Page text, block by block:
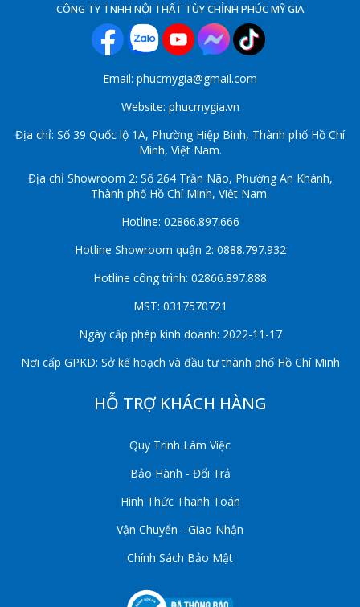
CÔNG TY TNHH NỘI THẤT TÙY CHỈNH PHÚC MỸ GIA
Email: phucmygia@gmail.com
Website: phucmygia.vn
Địa chỉ: Số 39 Quốc lộ 1A, Phường Hiệp Bình, Thành phố Hồ Chí
Minh, Việt Nam.
Địa chỉ Showroom 2: Số 264 Trần Não, Phường An Khánh,
Thành phố Hồ Chí Minh, Việt Nam.
Hotline: 02866.897.666
Hotline Showroom quận 2: 0888.797.932
Hotline công trình: 02866.897.888
MST: 0317570721
Ngày cấp phép kinh doanh: 2022-11-17
Nơi cấp GPKD: Sở kế hoạch và đầu tư thành phố Hồ Chí Minh
HỖ TRỢ KHÁCH HÀNG
Quy Trình Làm Việc
Bảo Hành - Đổi Trả
Hình Thức Thanh Toán
Vận Chuyển - Giao Nhận
Chính Sách Bảo Mật